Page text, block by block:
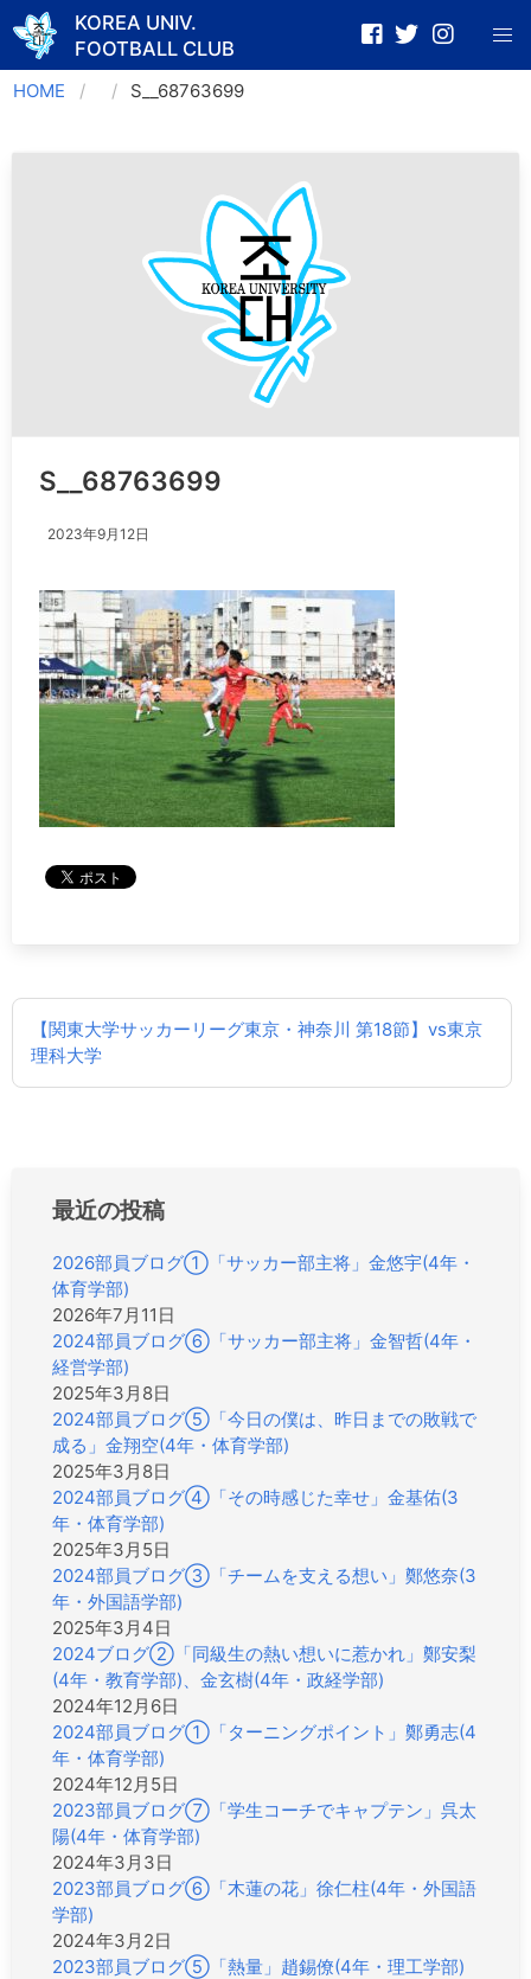
Skip
to
KOREA UNIV.
FOOTBALL CLUB
HOME S__68763699
S__68763699
2023年9月12日
投
ビ
【関東大学サッカーリーグ東京・神奈川 第18節】vs東京
理科大学
最近の投稿
2026部員ブログ①「サッカー部主将」金悠宇(4年・
体育学部)
2026年7月11日
2024部員ブログ⑥「サッカー部主将」金智哲(4年・
経営学部)
2025年3月8日
2024部員ブログ⑤「今日の僕は、昨日までの敗戦で
成る」金翔空(4年・体育学部)
2025年3月8日
2024部員ブログ④「その時感じた幸せ」金基佑(3
年・体育学部)
2025年3月5日
2024部員ブログ③「チームを支える想い」鄭悠奈(3
年・外国語学部)
2025年3月4日
2024ブログ②「同級生の熱い想いに惹かれ」鄭安梨
(4年・教育学部)、金玄樹(4年・政経学部)
2024年12月6日
2024部員ブログ①「ターニングポイント」鄭勇志(4
年・体育学部)
2024年12月5日
2023部員ブログ⑦「学生コーチでキャプテン」呉太
陽(4年・体育学部)
2024年3月3日
2023部員ブログ⑥「木蓮の花」徐仁柱(4年・外国語
学部)
2024年3月2日
2023部員ブログ⑤「熱量」趙錫僚(4年・理工学部)